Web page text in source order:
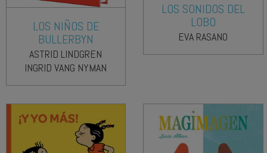
LOS NIÑOS DE
BULLERBYN
ASTRID LINDGREN
INGRID VANG NYMAN
LOS SONIDOS DEL
LOBO
EVA RASANO